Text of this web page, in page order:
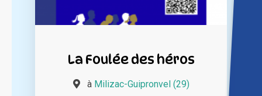
La Foulée des héros
à Milizac-Guipronvel (29)